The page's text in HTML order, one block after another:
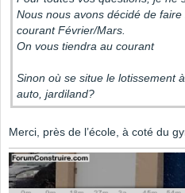
Nous nous avons décidé de
courant Février/Mars.
On vous tiendra au courant
Sinon où se situe le lotissement
auto, jardiland?
Merci, près de l’école, à coté du